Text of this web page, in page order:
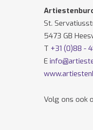
St.
5473 GB
T +31 (0)88 -
E
Volg ons ook